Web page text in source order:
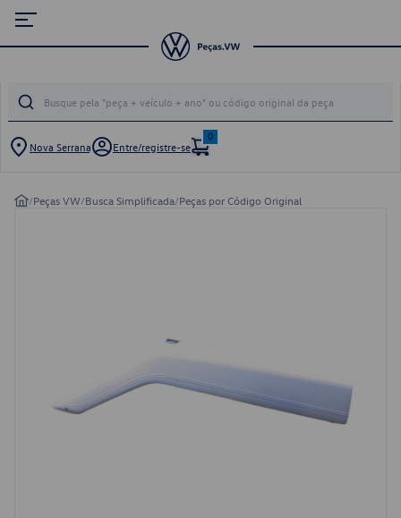
Nova Serrana Entre/registre-se
0
/Peças VW/Busca Simplificada/Peças por Código Original